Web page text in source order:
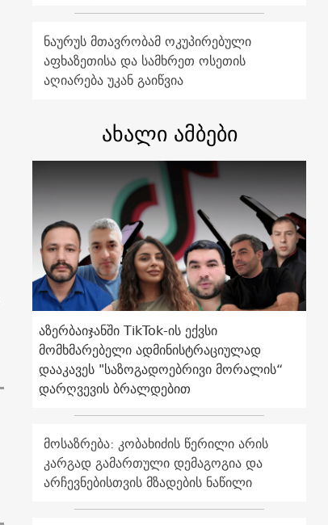
ნაურუს მთავრობამ ოკუპირებული
აფხაზეთისა და სამხრეთ ოსეთის
აღიარება უკან გაიწვია
ახალი ამბები
აზერბაიჯანში TikTok-ის ექვსი
მომხმარებელი ადმინისტრაციულად
დააკავეს "საზოგადოებრივი მორალის“
დარღვევის ბრალდებით
მოსაზრება: კობახიძის წერილი არის
კარგად გამართული დემაგოგია და
არჩევნებისთვის მზადების ნაწილი